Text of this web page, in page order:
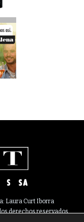
Laura Curt Iborra
derechos reservados